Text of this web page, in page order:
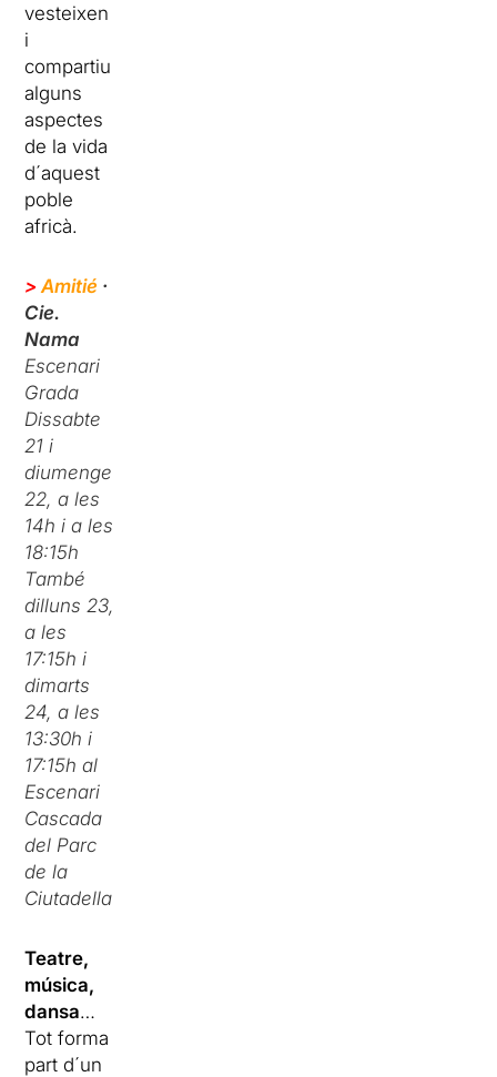
vesteixen
i
compartiu
alguns
aspectes
de la vida
d´aquest
poble
africà.
>Amitié ·
Cie.
Nama
Escenari
Grada
Dissabte
21 i
diumenge
22, a les
14h i a les
18:15h
També
dilluns 23,
a les
17:15h i
dimarts
24, a les
13:30h i
17:15h al
Escenari
Cascada
del Parc
de la
Ciutadella
Teatre,
música,
dansa…
Tot forma
part d´un